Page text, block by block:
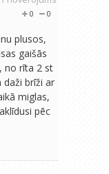
0
0
plusos,
gaišās
no rīta 2 st
brīži ar
miglas,
pēc